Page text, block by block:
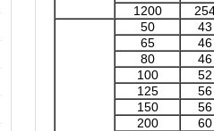
1200
50
43
65
46
80
46
100
52
125
56
150
56
200
60